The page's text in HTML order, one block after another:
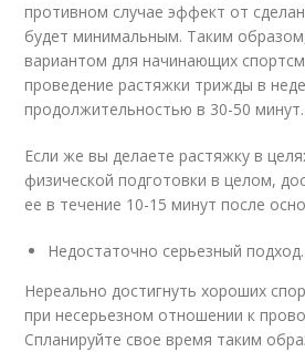
противном случае эффект от
будет минимальным. Таким
вариантом для начинающих
проведение растяжки трижды в
продолжительностью в 30-50 минут.
Если же вы делаете растяжку в
физической подготовки в целом,
ее в течение 10-15 минут после
Недостаточно серьезный подход.
Нереально достигнуть хороших
при несерьезном отношении к
Спланируйте свое время таким